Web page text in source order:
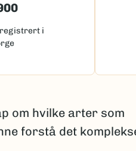
i
om hvilke arter som
forstå det